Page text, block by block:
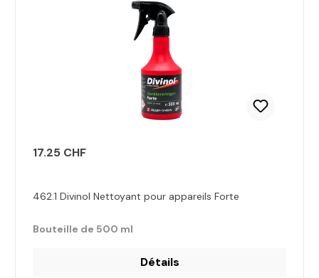
17.25 CHF
462.1 Divinol Nettoyant pour appareils Forte
Bouteille de 500 ml
Détails